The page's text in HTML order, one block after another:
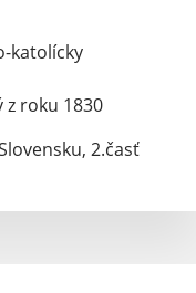
katolícky
roku 1830
2.časť